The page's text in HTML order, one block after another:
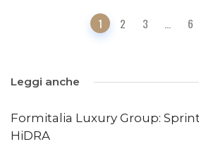
1 2 3 ... 6
Leggi anche
Formitalia Luxury Group:
HiDRA